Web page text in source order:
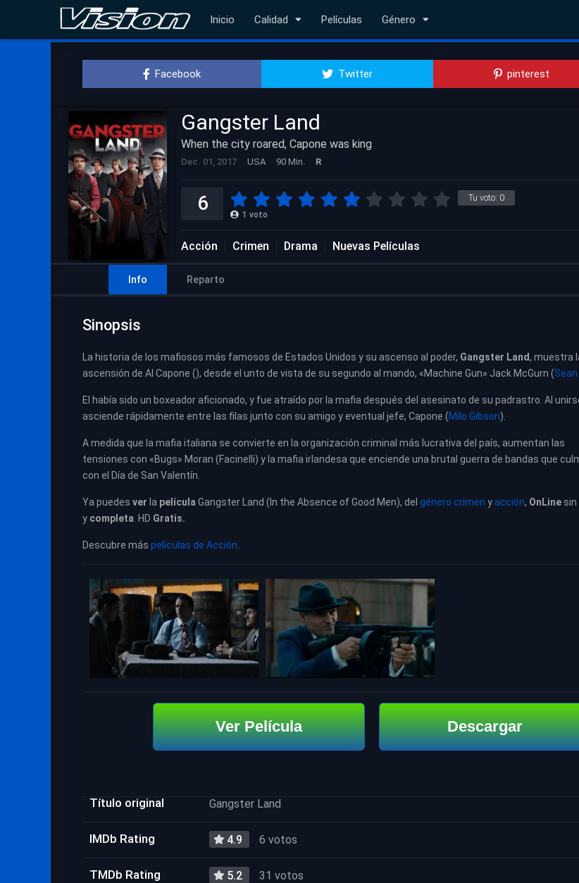
Inicio Calidad Películas Género
Facebook Twitter pinterest
Gangster Land
When the city roared, Capone was king
Dec. 01, 2017 USA 90 Min. R
Tu voto: 0
6 1 voto
Acción Crimen Drama Nuevas Películas
Info Reparto
Sinopsis
La historia de los mafiosos más famosos de Estados Unidos y su ascenso al poder, Gangster Land, muestra
ascensión de Al Capone (), desde el unto de vista de su segundo al mando, «Machine Gun» Jack McGurn (
El había sido un boxeador aficionado, y fue atraído por la mafia después del asesinato de su padrastro. Al
asciende rápidamente entre las filas junto con su amigo y eventual jefe, Capone (Milo Gibson).
A medida que la mafia italiana se convierte en la organización criminal más lucrativa del país, aumentan las
tensiones con «Bugs» Moran (Facinelli) y la mafia irlandesa que enciende una brutal guerra de bandas que
con el Día de San Valentín.
Ya puedes ver la película Gangster Land (In the Absence of Good Men), del género crimen yacción, OnLine
y completa . HD Gratis.
Descubre más películas de Acción
Ver Película Descargar
Título original Gangster Land
IMDb Rating 4.9 6 votos
TMDb Rating 5.2 31 votos